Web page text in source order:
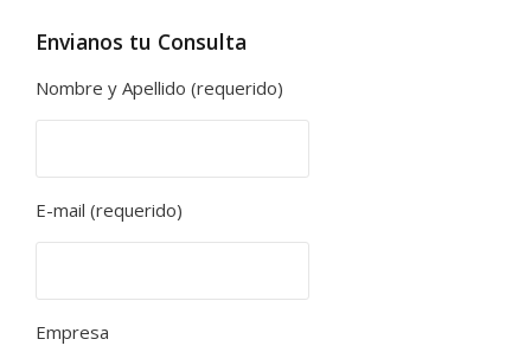
Envianos tu Consulta
Nombre y Apellido (requerido)
E-mail (requerido)
Empresa